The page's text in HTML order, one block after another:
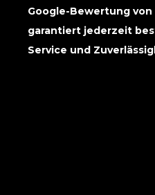
Google-Bewertung
garantiert jederzeit
Service und